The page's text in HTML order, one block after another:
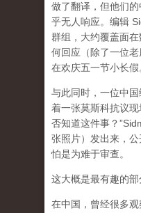
做了翻译，但他们
乎无人响应。编辑
群组，大约覆盖面
何回应（除了一位
在欢庆五一节小长假
与此同时，一位中
着一张莫斯科抗议
否知道这件事？
张照片）发出来，
怕是为难于审查。
这大概是最有趣的部
在中国，曾经很多